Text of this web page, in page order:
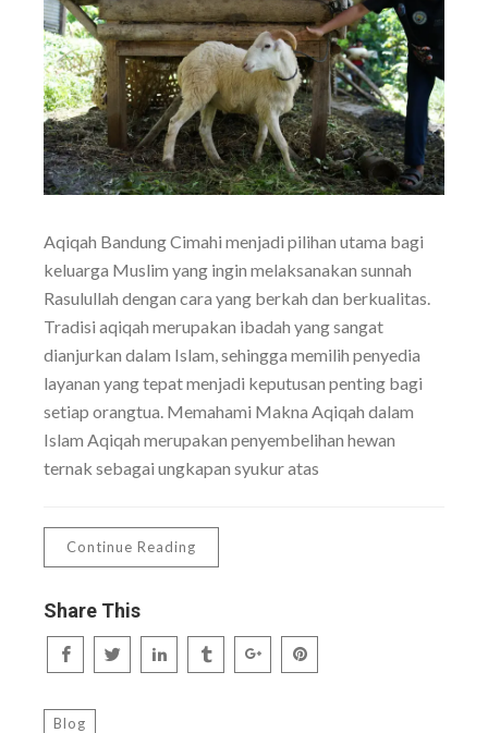
Aqiqah Bandung Cimahi menjadi pilihan utama bagi
keluarga Muslim yang ingin melaksanakan sunnah
Rasulullah dengan cara yang berkah dan berkualitas.
Tradisi aqiqah merupakan ibadah yang sangat
dianjurkan dalam Islam, sehingga memilih penyedia
layanan yang tepat menjadi keputusan penting bagi
setiap orangtua. Memahami Makna Aqiqah dalam
Islam Aqiqah merupakan penyembelihan hewan
ternak sebagai ungkapan syukur atas
Continue Reading
Share This
Blog